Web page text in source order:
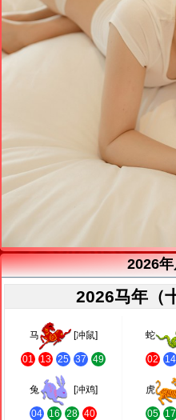
2026
2026马年（
马 [冲鼠]
01 13 25 37 49
蛇
02 14
兔 [冲鸡]
04 16 28 40
虎
05 17